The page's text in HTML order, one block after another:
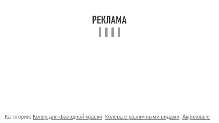
Категории: Колер для фасадной краски Колера с различными видами Акриловые